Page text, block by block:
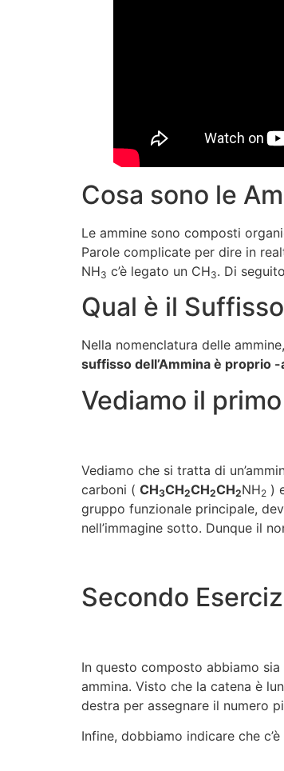
Cosa sono le
Le ammine sono composti
Parole complicate per dire in
NH3 c’è legato un CH3. Di
Qual è il
Nella nomenclatura delle
suffisso dell’Ammina è proprio
Vediamo il
Vediamo che si tratta di
carboni ( CH3CH2CH2CH2NH2 )
gruppo funzionale principale,
nell’immagine sotto. Dunque il
Secondo
In questo composto abbiamo sia
ammina. Visto che la catena è
destra per assegnare il numero
Infine, dobbiamo indicare che